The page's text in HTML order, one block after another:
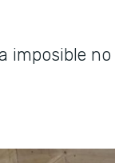
imposible